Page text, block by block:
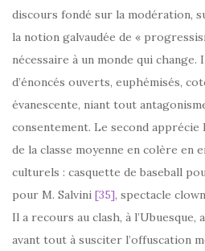
discours fondé sur la modération,
la notion galvaudée de «
nécessaire à un monde qui
d’énoncés ouverts, euphémisés,
évanescente, niant tout
consentement. Le second apprécie
de la classe moyenne en colère en
culturels : casquette de baseball
pour M. Salvini [35], spectacle
Il a recours au clash, à l’Ubuesque,
avant tout à susciter l’offuscation